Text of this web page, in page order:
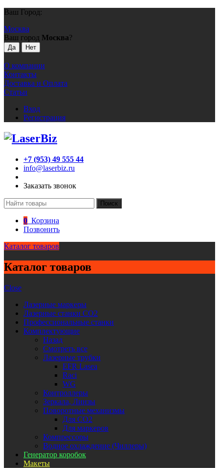
Ваш Город:
Москва
Ваш город Москва?
О компании
Контакты
Доставка и Оплата
Статьи
Вход
Регистрация
+7 (953) 49 555 44
info@laserbiz.ru
Заказать звонок
Поиск
0 Корзина
Позвонить
Каталог товаров
Каталог товаров
Close
Лазерные маркеры
Лазерные станки CO2
Профессиональные станки
Комплектующие
Назад
Смотреть все
Лазерные трубки
EFR Lasea
Raci
WG
Контроллеры
Зеркала, Линзы
Поворотные механизмы
Для CO2
Для маркеров
Компрессоры
Водное охлаждение (Чиллеры)
Генератор коробок
Макеты